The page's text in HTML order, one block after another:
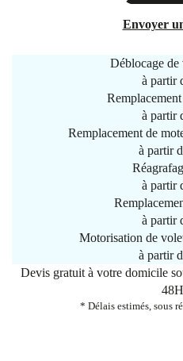
Envoyer
Déblocage
à partir
à partir
Remplacement de
à partir
à partir
à partir
Motorisation de
à partir
Devis gratuit à votre domicile
* Délais estimés, sous